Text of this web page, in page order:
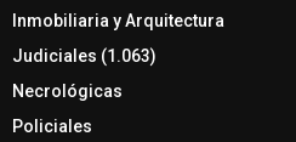
Inmobiliaria y Arquitectura
Judiciales (1.063)
Necrológicas
Policiales